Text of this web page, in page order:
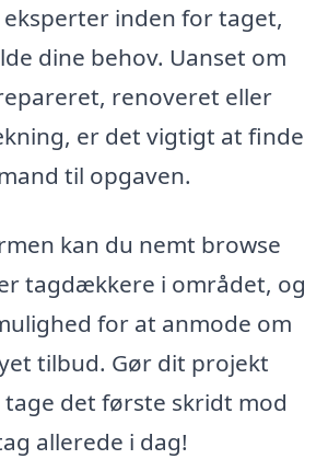
inden for taget,
dine behov. Uanset om
renoveret eller
er det vigtigt at finde
til opgaven.
kan du nemt browse
tagdækkere i området, og
for at anmode om
tilbud. Gør dit projekt
det første skridt mod
allerede i dag!